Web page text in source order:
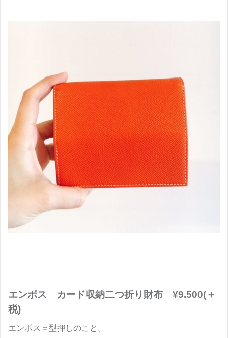
エンボス カード収納二つ折り財布 ¥9.500(＋
税)
エンボス＝型押しのこと。